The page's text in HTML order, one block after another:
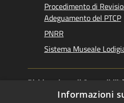
Procedimento di
Adeguamento del PTCP
PNRR
Sistema Museale
Dichiarazione di Accessibilità
Feedback|Obiettivi
Informazioni